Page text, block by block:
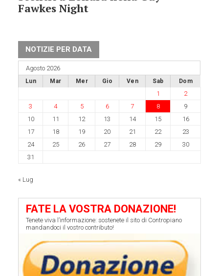
Fawkes Night
NOTIZIE PER DATA
Agosto 2026
Lun Mar Mer Gio Ven Sab Dom
1
2
3
4 5 6 7 8
9
10
11 12 13 14 15
16
17
18 19 20 21 22
23
24
25 26 27 28 29
30
31
« Lug
FATE LA VOSTRA DONAZIONE!
Tenete viva l’informazione: sostenete il sito di Contropiano
mandandoci il vostro contributo!